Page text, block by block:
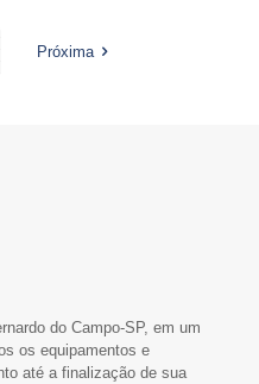
Próxima
do Campo-SP, em um
os equipamentos e
até a finalização de sua